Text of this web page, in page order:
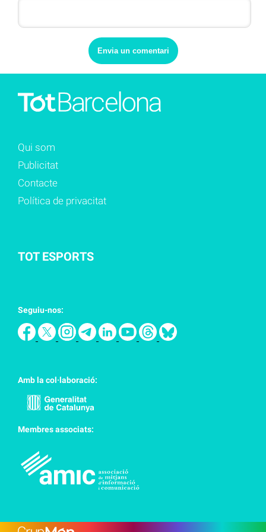
Qui som
Publicitat
Contacte
Política de privacitat
TOT ESPORTS
Seguiu-nos:
Amb la col·laboració:
Membres associats: